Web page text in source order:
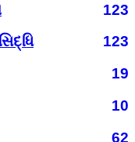
123
123
19
10
62